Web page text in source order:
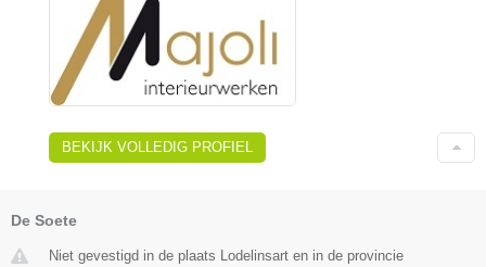
BEKIJK VOLLEDIG PROFIEL
De Soete
Niet gevestigd in de plaats Lodelinsart en in de provincie